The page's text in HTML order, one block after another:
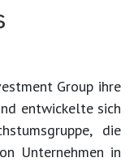
Group ihre
entwickelte sich
die
Unternehmen in